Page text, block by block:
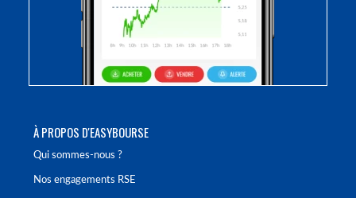
À PROPOS D'EASYBOURSE
Qui sommes-nous ?
Nos engagements RSE